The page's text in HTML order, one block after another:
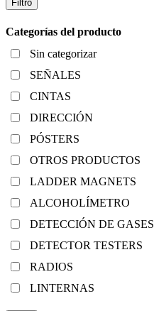
Filtro
Categorías del producto
Sin categorizar
SEÑALES
CINTAS
DIRECCIÓN
PÓSTERS
OTROS PRODUCTOS
LADDER MAGNETS
ALCOHOLÍMETRO
DETECCIÓN DE GASES
DETECTOR TESTERS
RADIOS
LINTERNAS